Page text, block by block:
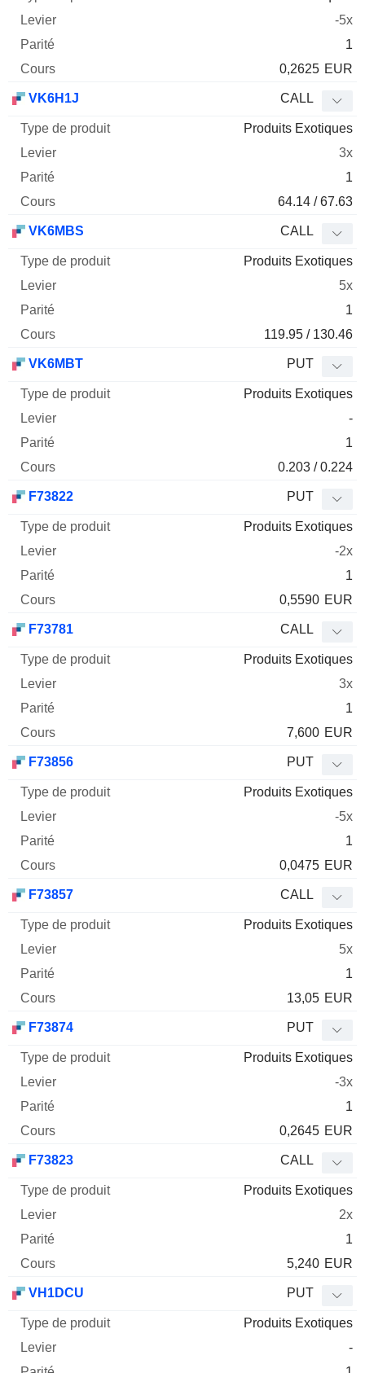
-5x
1
0,2625 EUR
VK6H1J CALL
Produits Exotiques
3x
1
64.14 / 67.63
VK6MBS CALL
Produits Exotiques
5x
1
119.95 / 130.46
VK6MBT PUT
Produits Exotiques
-
1
0.203 / 0.224
F73822 PUT
Produits Exotiques
-2x
1
0,5590 EUR
F73781 CALL
Produits Exotiques
3x
1
7,600 EUR
F73856 PUT
Produits Exotiques
-5x
1
0,0475 EUR
F73857 CALL
Produits Exotiques
5x
1
13,05 EUR
F73874 PUT
Produits Exotiques
-3x
1
0,2645 EUR
F73823 CALL
Produits Exotiques
2x
1
5,240 EUR
VH1DCU PUT
Produits Exotiques
-